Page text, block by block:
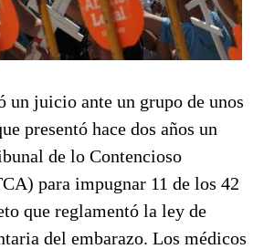
un juicio ante un grupo de unos
presentó hace dos años un
de lo Contencioso
para impugnar 11 de los 42
que reglamentó la ley de
del embarazo. Los médicos